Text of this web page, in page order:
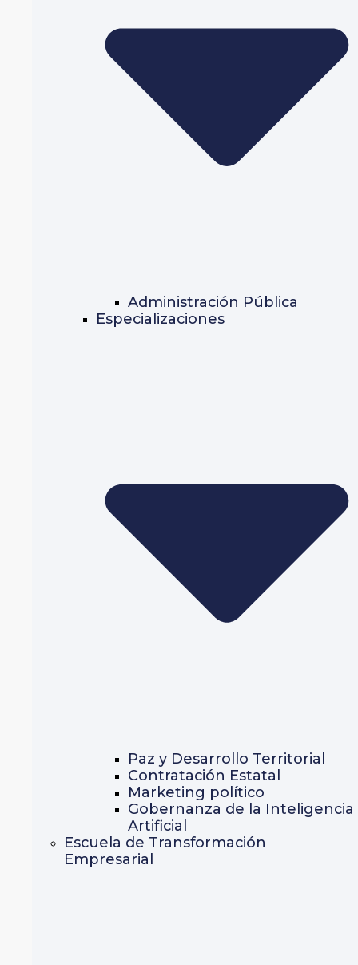
Administración Pública
Especializaciones
Paz y Desarrollo Territorial
Contratación Estatal
Marketing político
Gobernanza de la Inteligencia
Artificial
Escuela de Transformación
Empresarial